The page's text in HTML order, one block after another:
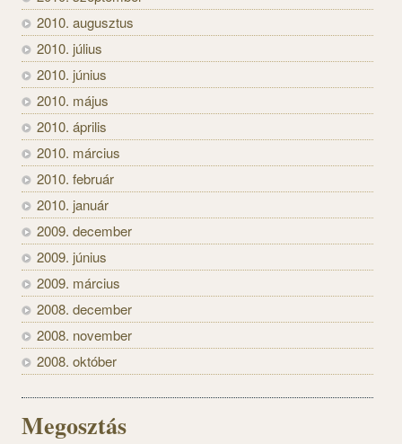
2010. augusztus
2010. július
2010. június
2010. május
2010. április
2010. március
2010. február
2010. január
2009. december
2009. június
2009. március
2008. december
2008. november
2008. október
Megosztás